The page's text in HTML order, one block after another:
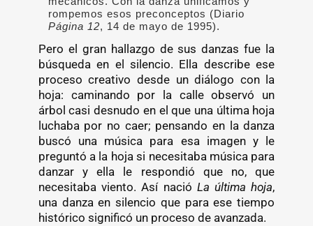
rompemos esos preconceptos (Diario
Página 12, 14 de mayo de 1995).
Pero el gran hallazgo de sus danzas fue la
búsqueda en el silencio. Ella describe ese
proceso creativo desde un diálogo con la
hoja: caminando por la calle observó un
árbol casi desnudo en el que una última hoja
luchaba por no caer; pensando en la danza
buscó una música para esa imagen y le
preguntó a la hoja si necesitaba música para
danzar y ella le respondió que no, que
necesitaba viento. Así nació La última hoja,
una danza en silencio que para ese tiempo
histórico significó un proceso de avanzada.